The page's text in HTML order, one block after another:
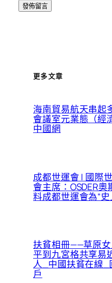
更多文章
海南貿易航天串起
會議室元業態（經
中國網
成都世運會 | 國際
會主席：OSDER
料成都世運會為“史
扶貧相冊——草原
平到九宮格共享易
人_中國扶貧在線_
戶